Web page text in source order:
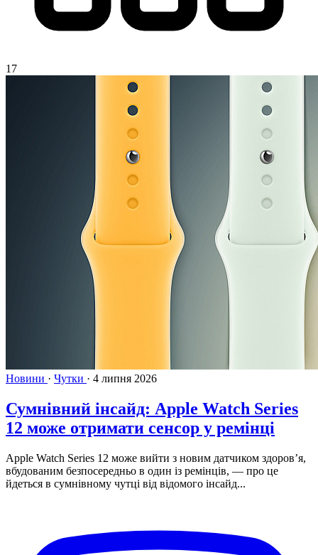
17
Новини · Чутки · 4 липня 2026
Сумнівний інсайд: Apple Watch Series
12 може отримати сенсор у ремінці
Apple Watch Series 12 може вийти з новим датчиком здоров’я,
вбудованим безпосередньо в один із ремінців, — про це
йдеться в сумнівному чутці від відомого інсайд...